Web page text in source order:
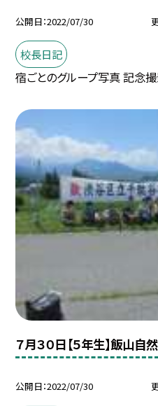
公開日 2022/07/30
校長日記
宿ごとのグループ写真 記念撮
７月３０日【５年生】飯山
公開日 2022/07/30